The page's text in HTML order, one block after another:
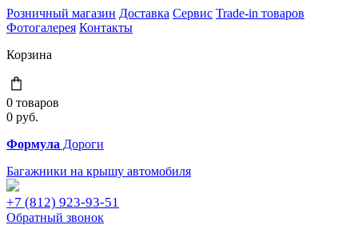
Розничный магазин Доставка Сервис Trade-in товаров
Фотогалерея Контакты
Корзина
0 товаров
0 руб.
Формула Дороги
Багажники на крышу автомобиля
+7 (812) 923-93-51
Обратный звонок